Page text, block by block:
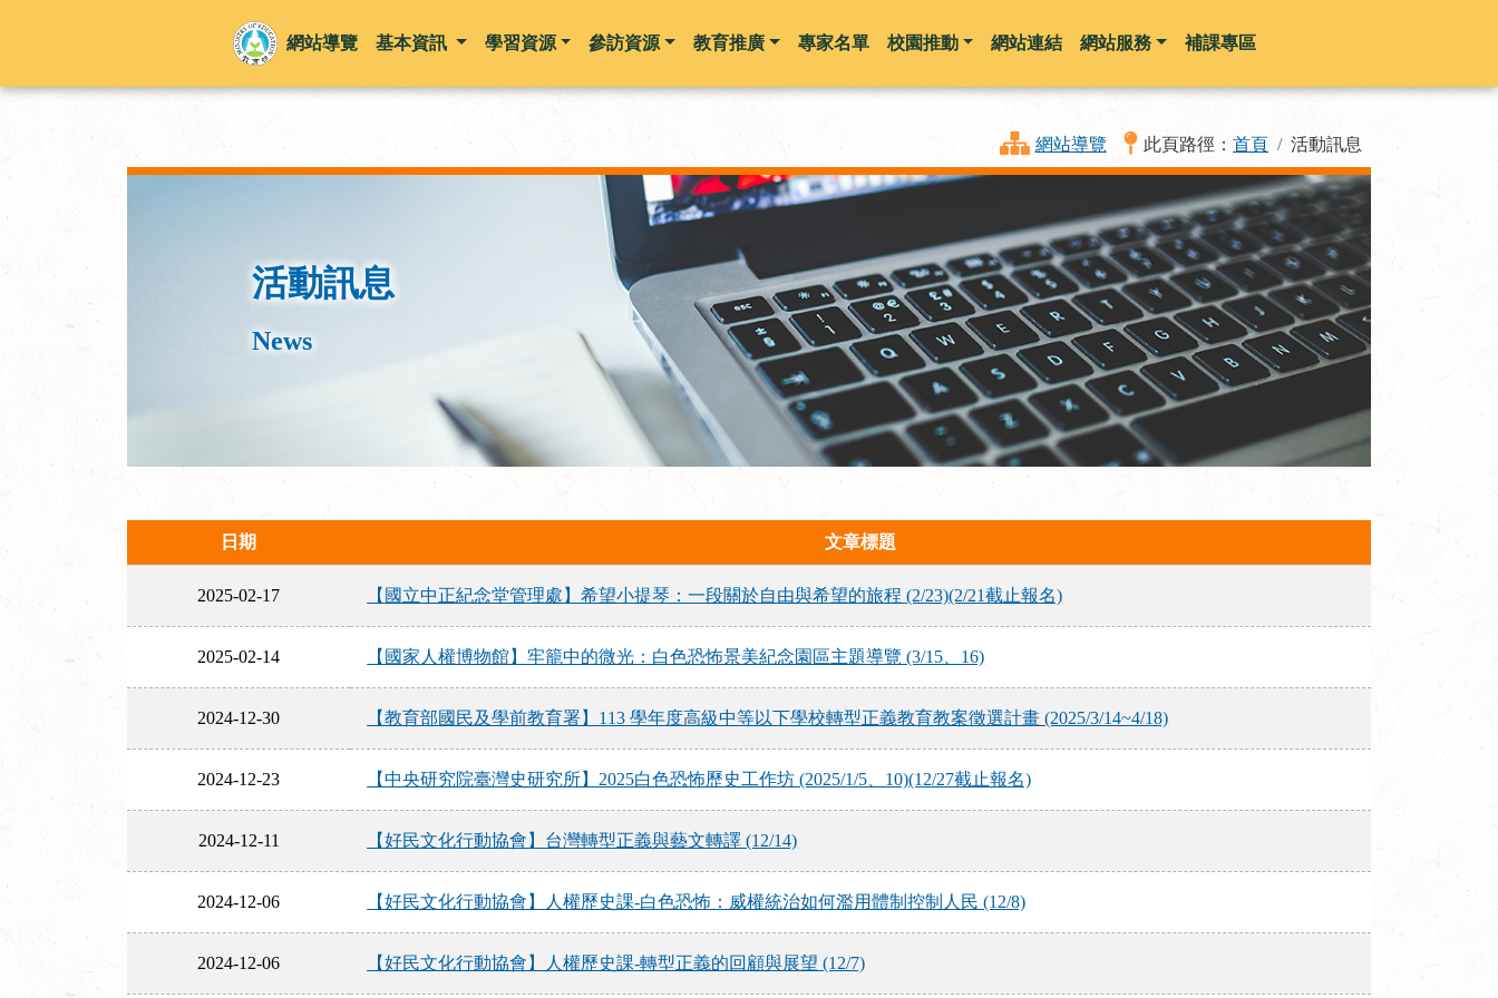
跳到主要內容
網站導覽 基本資訊 學習資源 參訪資源 教育推廣 專家名單 校園推動 網站連結 網站服務 補課專區
網站導覽 此頁路徑： 首頁 活動訊息
活動訊息
News
日期 文章標題
2025-02-17 【國立中正紀念堂管理處】希望小提琴：一段關於自由與希望的旅程 (2/23)(2/21截止報名)
2025-02-14 【國家人權博物館】牢籠中的微光：白色恐怖景美紀念園區主題導覽 (3/15、16)
2024-12-30 【教育部國民及學前教育署】113 學年度高級中等以下學校轉型正義教育教案徵選計畫 (2025/3/14~4/18)
2024-12-23 【中央研究院臺灣史研究所】2025白色恐怖歷史工作坊 (2025/1/5、10)(12/27截止報名)
2024-12-11 【好民文化行動協會】台灣轉型正義與藝文轉譯 (12/14)
2024-12-06 【好民文化行動協會】人權歷史課-白色恐怖：威權統治如何濫用體制控制人民 (12/8)
2024-12-06 【好民文化行動協會】人權歷史課-轉型正義的回顧與展望 (12/7)